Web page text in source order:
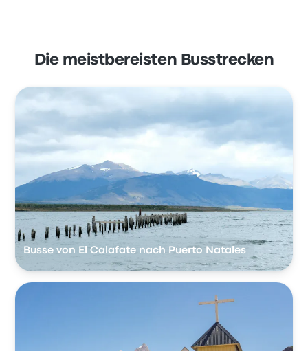
Die meistbereisten Busstrecken
Busse von El Calafate nach Puerto Natales